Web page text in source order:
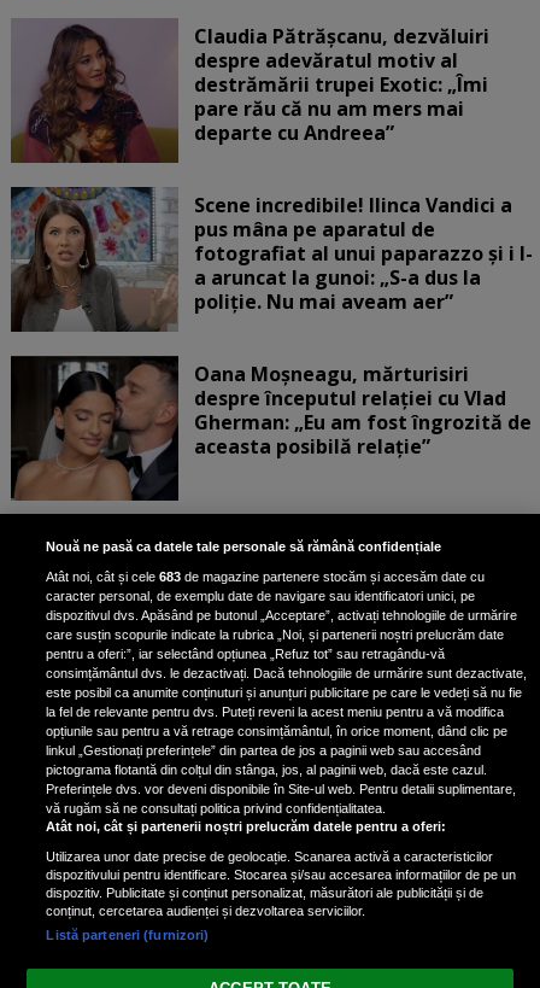
Claudia Pătrășcanu, dezvăluiri
despre adevăratul motiv al
destrămării trupei Exotic: „Îmi
pare rău că nu am mers mai
departe cu Andreea”
Scene incredibile! Ilinca Vandici a
pus mâna pe aparatul de
fotografiat al unui paparazzo și i l-
a aruncat la gunoi: „S-a dus la
poliție. Nu mai aveam aer”
Oana Moșneagu, mărturisiri
despre începutul relației cu Vlad
Gherman: „Eu am fost îngrozită de
aceasta posibilă relație”
Unde locuiesc Alberto Guță și
iubita lui, după ce au plecat din
casa Narcisei Balaban: „Noi
suntem într-o casă cu două-trei
etaje”
Oana Roman, achiziție după
achiziție. Suma exorbitantă pe
care a scos-o din buzunar pentru o
pereche de ochelari de soare și un
parfum
Nouă ne pasă ca datele tale personale să rămână confidențiale
Atât noi, cât și cele683 de magazine partenere stocăm și accesăm date cu
caracter personal, de exemplu date de navigare sau identificatori unici, pe
dispozitivul dvs. Apăsând pe butonul „Acceptare”, activați tehnologiile de urmărire
care susțin scopurile indicate la rubrica „Noi, și partenerii noștri prelucrăm date
pentru a oferi:”, iar selectând opțiunea „Refuz tot” sau retragându-vă
consimțământul dvs. le dezactivați. Dacă tehnologiile de urmărire sunt dezactivate,
este posibil ca anumite conținuturi și anunțuri publicitare pe care le vedeți să nu fie
la fel de relevante pentru dvs. Puteți reveni la acest meniu pentru a vă modifica
opțiunile sau pentru a vă retrage consimțământul, în orice moment, dând clic pe
linkul „Gestionați preferințele” din partea de jos a paginii web sau accesând
pictograma flotantă din colțul din stânga, jos, al paginii web, dacă este cazul.
Preferințele dvs. vor deveni disponibile în Site-ul web. Pentru detalii suplimentare,
vă rugăm să ne consultați politica privind confidențialitatea.
Atât noi, cât și partenerii noștri prelucrăm datele pentru a oferi:
Utilizarea unor date precise de geolocație. Scanarea activă a caracteristicilor
dispozitivului pentru identificare. Stocarea și/sau accesarea informațiilor de pe un
dispozitiv. Publicitate și conținut personalizat, măsurători ale publicității și de
conținut, cercetarea audienței și dezvoltarea serviciilor.
Listă parteneri (furnizori)